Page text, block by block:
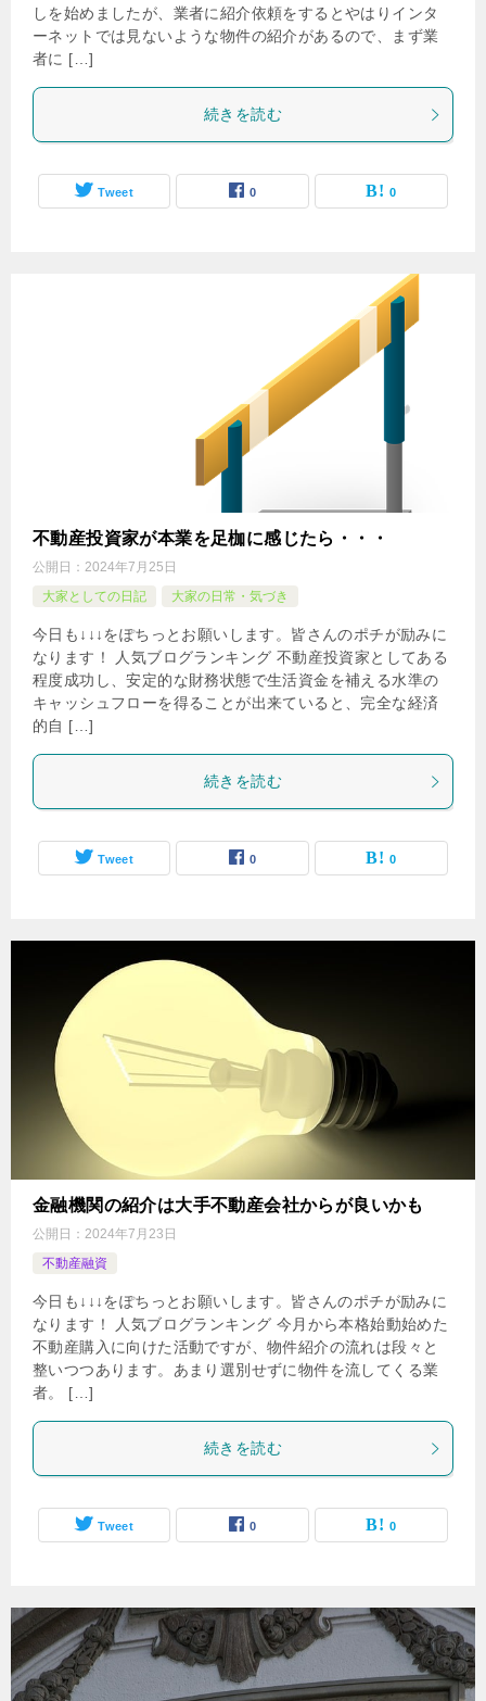
しを始めましたが、業者に紹介依頼をするとやはりインタ
ーネットでは見ないような物件の紹介があるので、まず業
者に […]
続きを読む
Tweet 0 0
不動産投資家が本業を足枷に感じたら・・・
公開日： 2024年7月25日
大家としての日記
大家の日常・気づき
今日も↓↓↓をぽちっとお願いします。皆さんのポチが励みに
なります！ 人気ブログランキング 不動産投資家としてある
程度成功し、安定的な財務状態で生活資金を補える水準の
キャッシュフローを得ることが出来ていると、完全な経済
的自 […]
続きを読む
Tweet 0 0
金融機関の紹介は大手不動産会社からが良いかも
公開日： 2024年7月23日
不動産融資
今日も↓↓↓をぽちっとお願いします。皆さんのポチが励みに
なります！ 人気ブログランキング 今月から本格始動始めた
不動産購入に向けた活動ですが、物件紹介の流れは段々と
整いつつあります。あまり選別せずに物件を流してくる業
者。 […]
続きを読む
Tweet 0 0